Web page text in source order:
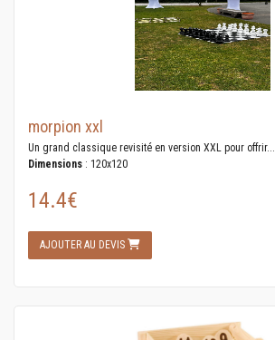
morpion xxl
Un grand classique revisité en version XXL pour offrir...
Dimensions : 120x120
14.4€
AJOUTER AU DEVIS